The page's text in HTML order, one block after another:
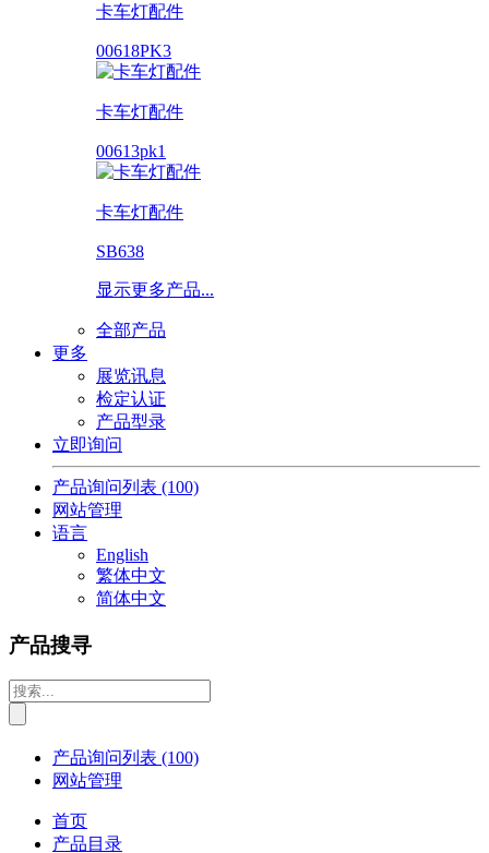
卡车灯配件
00618PK3
卡车灯配件
00613pk1
卡车灯配件
SB638
显示更多产品...
全部产品
更多
展览讯息
检定认证
产品型录
立即询问
产品询问列表 (100)
网站管理
语言
English
繁体中文
简体中文
产品搜寻
产品询问列表 (100)
网站管理
首页
产品目录